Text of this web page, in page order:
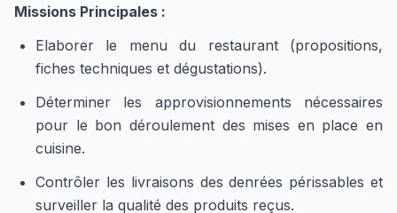
Missions Principales :
Elaborer le menu du restaurant (propositions,
fiches techniques et dégustations).
Déterminer les approvisionnements nécessaires
pour le bon déroulement des mises en place en
cuisine.
Contrôler les livraisons des denrées périssables et
surveiller la qualité des produits reçus.